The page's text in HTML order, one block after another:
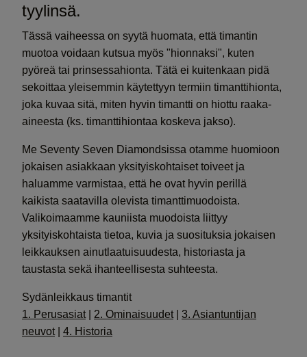
tyylinsä.
Tässä vaiheessa on syytä huomata, että timantin
muotoa voidaan kutsua myös "hionnaksi", kuten
pyöreä tai prinsessahionta. Tätä ei kuitenkaan pidä
sekoittaa yleisemmin käytettyyn termiin timanttihionta,
joka kuvaa sitä, miten hyvin timantti on hiottu raaka-
aineesta (ks. timanttihiontaa koskeva jakso).
Me Seventy Seven Diamondsissa otamme huomioon
jokaisen asiakkaan yksityiskohtaiset toiveet ja
haluamme varmistaa, että he ovat hyvin perillä
kaikista saatavilla olevista timanttimuodoista.
Valikoimaamme kauniista muodoista liittyy
yksityiskohtaista tietoa, kuvia ja suosituksia jokaisen
leikkauksen ainutlaatuisuudesta, historiasta ja
taustasta sekä ihanteellisesta suhteesta.
Sydänleikkaus timantit
1. Perusasiat| 2. Ominaisuudet| 3. Asiantuntijan
neuvot| 4. Historia